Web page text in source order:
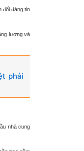
đổi đáng tin
lượng và
phải
nhà cung